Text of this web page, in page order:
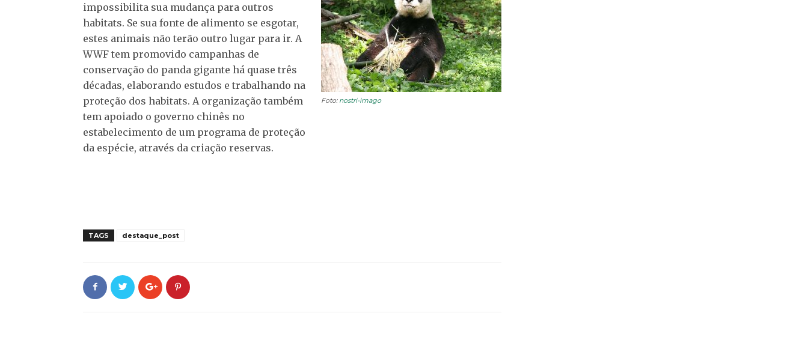
Foto: nostri-imago
impossibilita sua mudança para outros
habitats. Se sua fonte de alimento se esgotar,
estes animais não terão outro lugar para ir. A
WWF tem promovido campanhas de
conservação do panda gigante há quase três
décadas, elaborando estudos e trabalhando na
proteção dos habitats. A organização também
tem apoiado o governo chinês no
estabelecimento de um programa de proteção
da espécie, através da criação reservas.
TAGS destaque_post